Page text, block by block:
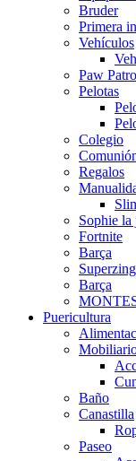
Bruder
Primera
Vehículos
Paw
Pelotas
Colegio
Regalos
Sophie la
Fortnite
Barça
Barça
Puericultura
Baño
Canastilla
Paseo